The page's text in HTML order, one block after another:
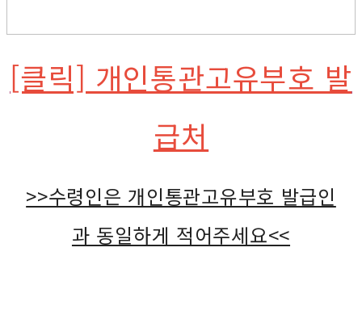
[클릭] 개인통관고유부호 발
급처
>>수령인은 개인통관고유부호 발급인
과 동일하게 적어주세요<<